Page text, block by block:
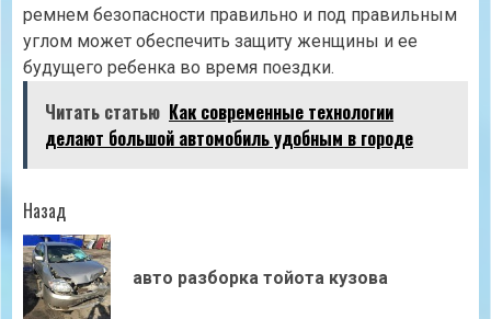
ремнем безопасности правильно и под правильным
углом может обеспечить защиту женщины и ее
будущего ребенка во время поездки.
Читать статью Как современные технологии
делают большой автомобиль удобным в городе
Продолжить
чтение
Назад
авто разборка тойота кузова